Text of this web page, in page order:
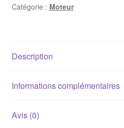
d'admission
-
(AQP,
022109102
Catégorie : Moteur
Description
Informations complémentaires
Avis (0)